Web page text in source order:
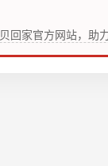
回家官方网站，助